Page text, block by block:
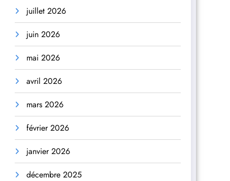
juillet 2026
juin 2026
mai 2026
avril 2026
mars 2026
février 2026
janvier 2026
décembre 2025